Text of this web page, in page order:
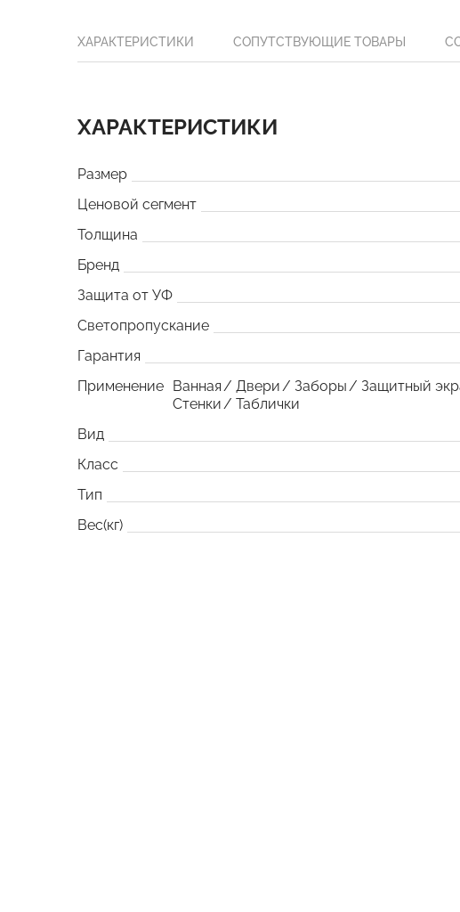
ХАРАКТЕРИСТИКИ СОПУТСТВУЮЩИЕ ТОВАРЫ
ХАРАКТЕРИСТИКИ
Размер
Ценовой сегмент
Толщина
Бренд
Защита от УФ
Светопропускание
Гарантия
Применение Ванная Двери Заборы Защитный
Стенки
Таблички
Вид
Класс
Тип
Вес(кг)